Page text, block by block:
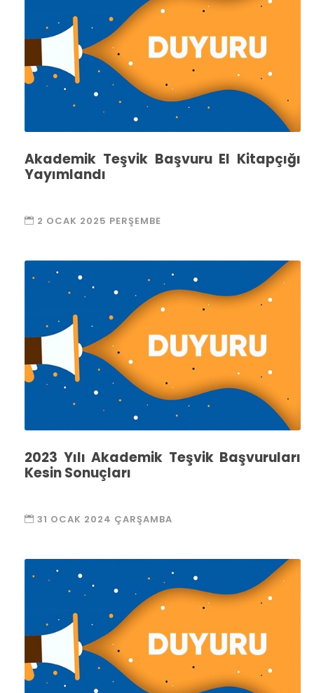
Akademik Teşvik Başvuru El Kitapçığı
Yayımlandı
2 OCAK 2025 PERŞEMBE
2023 Yılı Akademik Teşvik Başvuruları
Kesin Sonuçları
31 OCAK 2024 ÇARŞAMBA